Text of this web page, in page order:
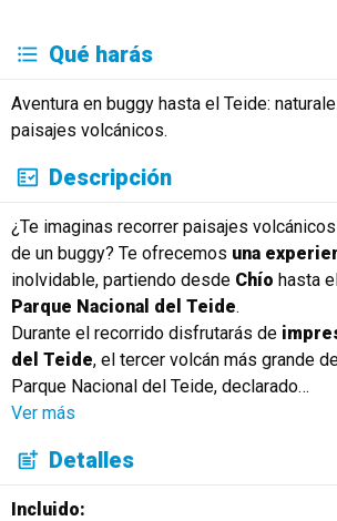
Qué harás
Aventura en buggy hasta el Teide:
paisajes volcánicos.
Descripción
¿Te imaginas recorrer paisajes
de un buggy? Te ofrecemos una
inolvidable, partiendo desdeChío hasta
Parque Nacional del Teide.
Durante el recorrido disfrutarás de
del Teide, el tercer volcán más grande
Parque Nacional del Teide, declarado…
Ver más
Detalles
Incluido: